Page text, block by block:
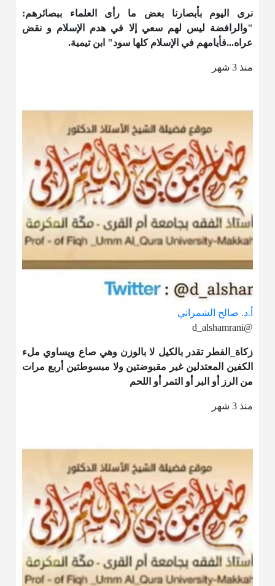
نرى اليوم بأبصارنا بعض ما رأى العلماء ببصائرهم:
"والرافضة ليس لهم سعي إلا في هدم الإسلام و نقض
عراه...فأيامهم في الإسلام كلها سود" ابن تيمية.
منذ 3 شهر
أ.د. صالح الشمراني
@d_alshamrani
زكاة_الفطر تقدر بالكيل لا بالوزن وهي صاع ويساوي ملء
الكفين المعتدلين غير مقبوضتين ولا مبسوطتين أربع مرات
من الرز أو البر أو التمر أو اللحم
منذ 3 شهر